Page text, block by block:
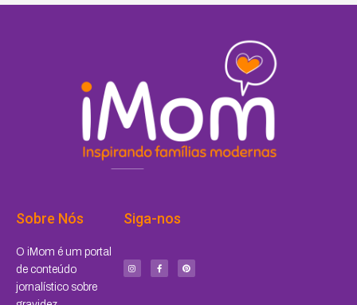
Sobre Nós
O iMom é um portal
de conteúdo
jornalístico sobre
Siga-nos
t
a
c
e
b
n
t
e